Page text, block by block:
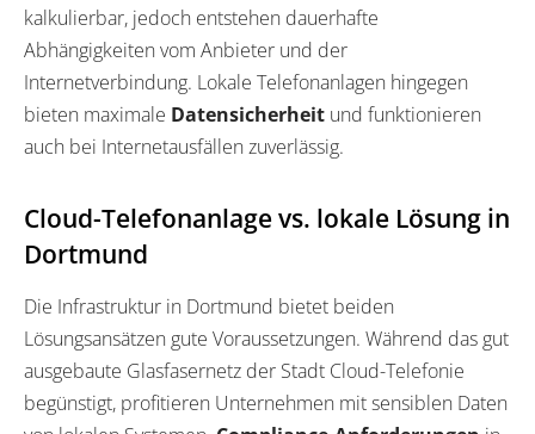
kalkulierbar, jedoch entstehen dauerhafte
Abhängigkeiten vom Anbieter und der
Internetverbindung. Lokale Telefonanlagen hingegen
bieten maximale Datensicherheit und funktionieren
auch bei Internetausfällen zuverlässig.
Cloud-Telefonanlage vs. lokale Lösung in
Dortmund
Die Infrastruktur in Dortmund bietet beiden
Lösungsansätzen gute Voraussetzungen. Während das gut
ausgebaute Glasfasernetz der Stadt Cloud-Telefonie
begünstigt, profitieren Unternehmen mit sensiblen Daten